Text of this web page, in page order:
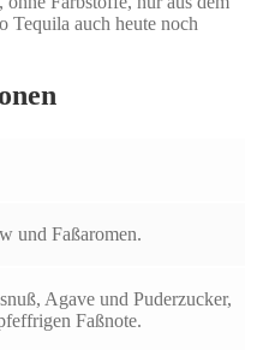
Tequila auch heute noch
und Faßaromen.
Agave und Puderzucker,
Faßnote.